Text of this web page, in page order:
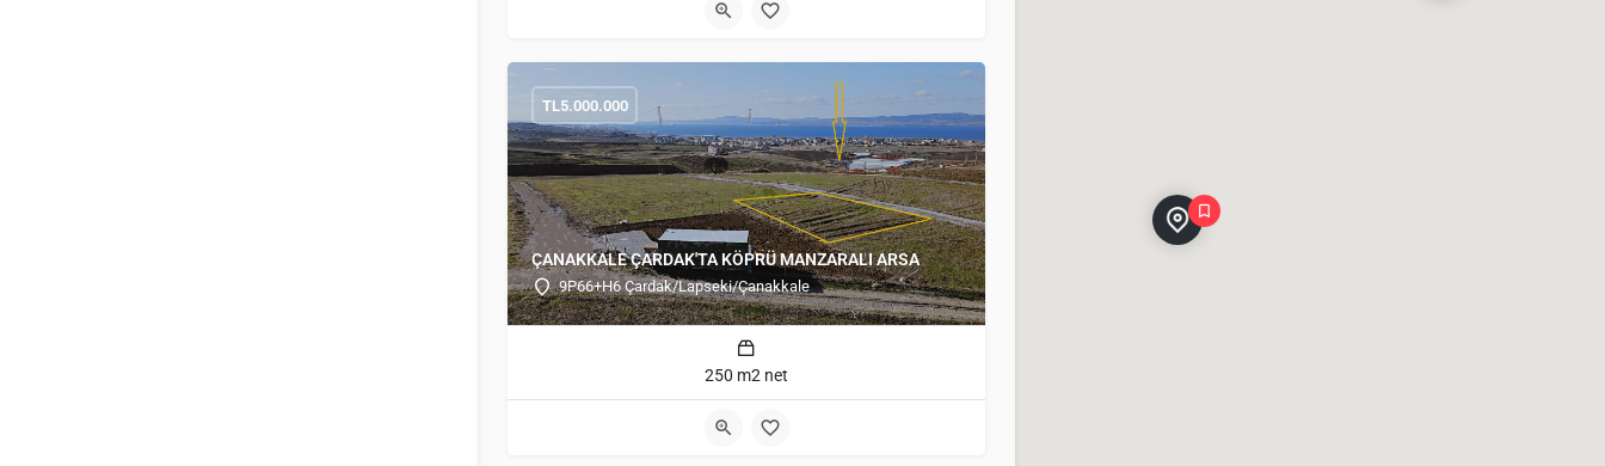
ÇANAKKALE ÇARDAK'TA KÖPRÜ MANZARALI ARSA
9P66+H6 Çardak/Lapseki/Çanakkale
TL5.000.000
250 m2 net